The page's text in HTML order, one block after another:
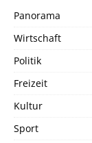
Panorama
Wirtschaft
Politik
Freizeit
Kultur
Sport